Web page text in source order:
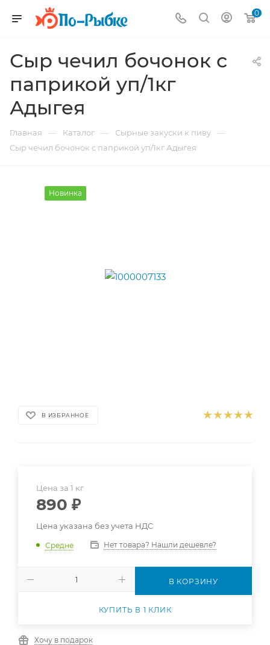
0
Сыр чечил бочонок с
паприкой уп/1кг
Адыгея
Главная — Каталог — Сырные закуски к пиву —
Сыр чечил бочонок с паприкой уп/1кг Адыгея
Новинка
В ИЗБРАННОЕ
Цена за 1 кг
890 ₽
Цена указана без учета НДС
Средне Нет товара? Нашли дешевле?
В КОРЗИНУ
КУПИТЬ В 1 КЛИК
Хочу в подарок